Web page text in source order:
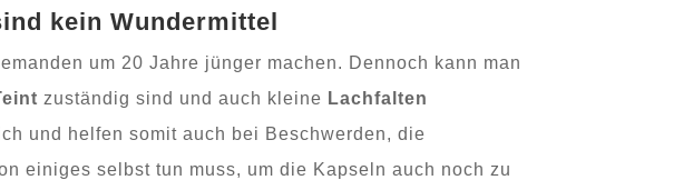
kein Wundermittel
um 20 Jahre jünger machen. Dennoch kann man
zuständig sind und auch kleine Lachfalten
und helfen somit auch bei Beschwerden, die
einiges selbst tun muss, um die Kapseln auch noch zu